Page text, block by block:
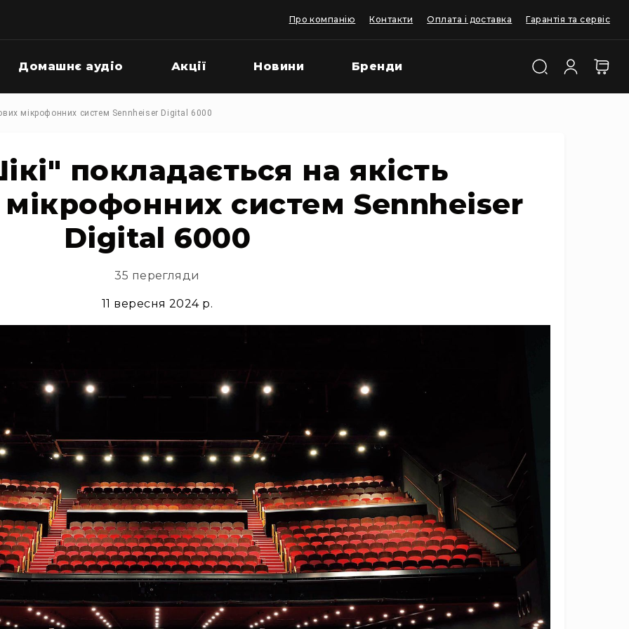
Про компанію Контакти Оплата і доставка Гарантія та сервіс
Домашнє аудіо Акції Новини Бренди
мікрофонних систем Sennheiser Digital 6000
покладається на якість
систем Sennheiser
Digital 6000
35 перегляди
11 вересня 2024 р.